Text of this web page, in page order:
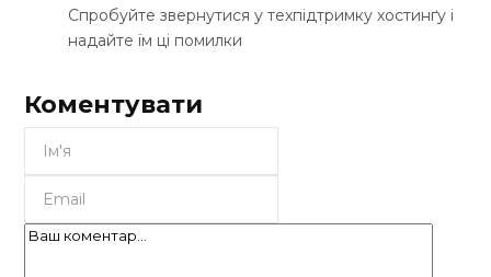
Спробуйте звернутися у техпідтримку хостинґу і
надайте їм ці помилки
Коментувати